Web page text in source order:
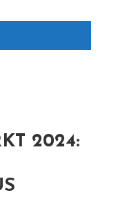
2024: